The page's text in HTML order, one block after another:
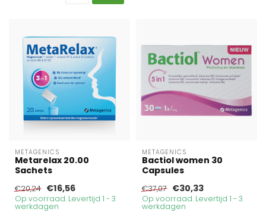
METAGENICS
Metarelax 20.00
Sachets
€20,24 €16,56
Op voorraad. Levertijd 1 - 3
werkdagen
METAGENICS
Bactiol women 30
Capsules
€37,07 €30,33
Op voorraad. Levertijd 1 - 3
werkdagen